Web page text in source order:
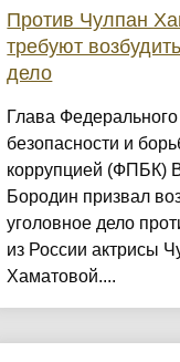
Против Чулпан
требуют
дело
Глава
безопасности и
коррупцией (ФПБК)
Бородин призвал
уголовное дело
из России актрисы
Хаматовой....